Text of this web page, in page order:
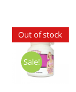
Out of stock
Sale!